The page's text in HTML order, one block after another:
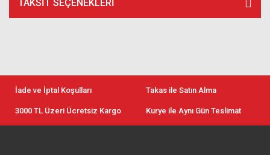
TAKSIT SEÇENEKLERI
İade ve İptal Koşulları Takas ile Satın Alma
3000 TL Üzeri Ücretsiz Kargo Kurye ile Aynı Gün Teslimat